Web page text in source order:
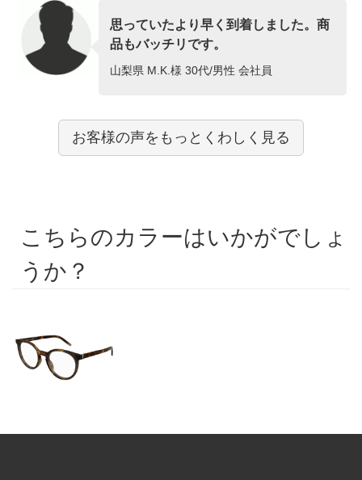
思っていたより早く到着しました。商
品もバッチリです。
山梨県 M.K.様 30代/男性 会社員
お客様の声をもっとくわしく見る
こちらのカラーはいかがでしょ
うか？